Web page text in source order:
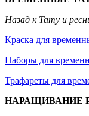
Назад к Тату и
Краска для
Наборы для
Трафареты для
НАРАЩИВАНИЕ